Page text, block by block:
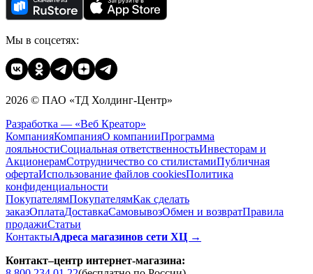
Мы в соцсетях:
2026 © ПАО «ТД Холдинг-Центр»
Разработка — «Веб Креатор»
КомпанияКомпанияО компанииПрограмма
лояльностиСоциальная ответственностьИнвесторам и
АкционерамСотрудничество со стилистамиПубличная
офертаИспользование файлов cookiesПолитика
конфиденциальности
ПокупателямПокупателямКак сделать
заказОплатаДоставкаCамовывозОбмен и возвратПравила
продажиСтатьи
КонтактыАдреса магазинов сети ХЦ →
Контакт–центр интернет-магазина: